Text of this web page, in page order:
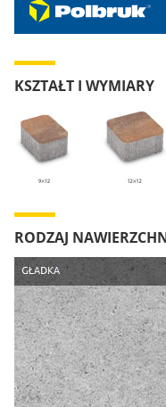
KSZTAŁT I WYMIARY
RODZAJ